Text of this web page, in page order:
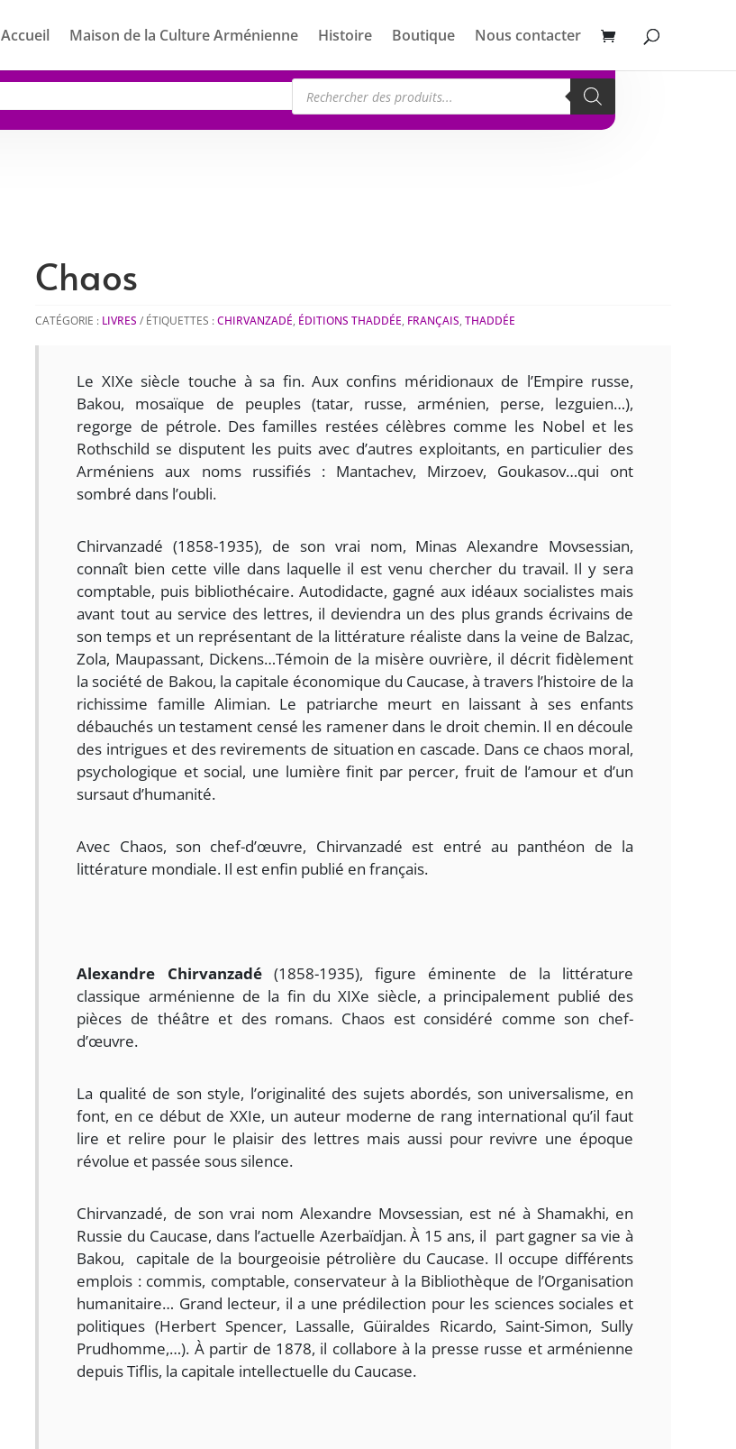
Accueil Maison de la Culture Arménienne Histoire Boutique Nous contacter
Recherche
de
produits
Chaos
CATÉGORIE : LIVRES ÉTIQUETTES :CHIRVANZADÉ, ÉDITIONS THADDÉE, FRANÇAIS,THADDÉE
Le XIXe siècle touche à sa fin. Aux confins méridionaux de l’Empire russe,
Bakou, mosaïque de peuples (tatar, russe, arménien, perse, lezguien…),
regorge de pétrole. Des familles restées célèbres comme les Nobel et les
Rothschild se disputent les puits avec d’autres exploitants, en particulier des
Arméniens aux noms russifiés : Mantachev, Mirzoev, Goukasov…qui ont
sombré dans l’oubli.
Chirvanzadé (1858-1935), de son vrai nom, Minas Alexandre Movsessian,
connaît bien cette ville dans laquelle il est venu chercher du travail. Il y sera
comptable, puis bibliothécaire. Autodidacte, gagné aux idéaux socialistes mais
avant tout au service des lettres, il deviendra un des plus grands écrivains de
son temps et un représentant de la littérature réaliste dans la veine de Balzac,
Zola, Maupassant, Dickens…Témoin de la misère ouvrière, il décrit fidèlement
la société de Bakou, la capitale économique du Caucase, à travers l’histoire de la
richissime famille Alimian. Le patriarche meurt en laissant à ses enfants
débauchés un testament censé les ramener dans le droit chemin. Il en découle
des intrigues et des revirements de situation en cascade. Dans ce chaos moral,
psychologique et social, une lumière finit par percer, fruit de l’amour et d’un
sursaut d’humanité.
Avec Chaos, son chef-d’œuvre, Chirvanzadé est entré au panthéon de la
littérature mondiale. Il est enfin publié en français.
Alexandre Chirvanzadé(1858-1935), figure éminente de la littérature
classique arménienne de la fin du XIXe siècle, a principalement publié des
pièces de théâtre et des romans. Chaos est considéré comme son chef-
d’œuvre.
La qualité de son style, l’originalité des sujets abordés, son universalisme, en
font, en ce début de XXIe, un auteur moderne de rang international qu’il faut
lire et relire pour le plaisir des lettres mais aussi pour revivre une époque
révolue et passée sous silence.
Chirvanzadé, de son vrai nom Alexandre Movsessian, est né à Shamakhi, en
Russie du Caucase, dans l’actuelle Azerbaïdjan. À 15 ans, il part gagner sa vie à
Bakou, capitale de la bourgeoisie pétrolière du Caucase. Il occupe différents
emplois : commis, comptable, conservateur à la Bibliothèque de l’Organisation
humanitaire… Grand lecteur, il a une prédilection pour les sciences sociales et
politiques (Herbert Spencer, Lassalle, Güiraldes Ricardo, Saint-Simon, Sully
Prudhomme,…). À partir de 1878, il collabore à la presse russe et arménienne
depuis Tiflis, la capitale intellectuelle du Caucase.